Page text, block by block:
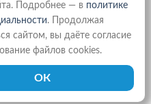
такое, преимущества,
Подробнее — в политике
. Продолжая
сайтом, вы даёте согласие
файлов cookies.